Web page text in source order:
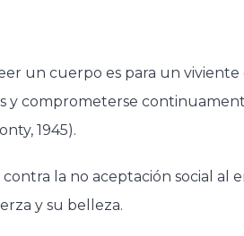
un cuerpo es para un
y comprometerse
1945).
la no aceptación social al
y su belleza.